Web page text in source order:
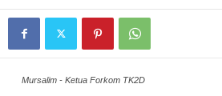
Mursalim - Ketua Forkom TK2D